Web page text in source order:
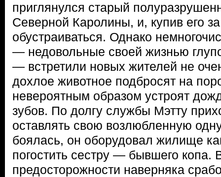
приглянулся старый
Северной Каролины, и, купив его
обустраиваться. Однако
— недовольные своей жизнью
— встретили новых жителей не
дохлое животное подбросят на
невероятным образом устроят
зубов. По долгу службы Мэтту
оставлять свою возлюбленную
боялась, он оборудовал жилище
погостить сестру — бывшего копа.
предосторожности наверняка